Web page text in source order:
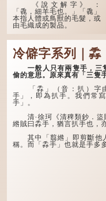
《說文解字》 ：
「毳，細羊毛也。」「毳」
本指人體或鳥獸的毛髮，或
由毛織成的製品。
人體表面，例如手臂等
部位生長的細毛，也叫
「毳」，又叫「寒毛」、
「汗毛」。
醫學上，「毳毛」是一
個專有名詞。它指人類在兒
童時期長出的一種細小、不
易注意到卻又幾乎遍布全身
的毛髮。毳毛的密度因人而
異，其長度則通常不會...
冷僻字系列｜掱
一般人只有兩隻手，三
偷的意思。原來真有「三隻
「掱」（音：扒）字由
手」，即為扒手。我們常
手」。
清·徐珂《清稗類鈔．盜
綹賊曰掱手，猶言扒手也，
其中「翦綹」即剪斷他
稱。而「掱手」也就是手多